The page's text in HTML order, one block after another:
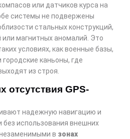
или датчиков курса на
системы не подвержены
стальных конструкций,
или магнитных аномалий. Это
условиях, как военные базы,
каньоны, где
из строя.
отсутствия GPS-
надежную навигацию и
без использования внешних
в зонах